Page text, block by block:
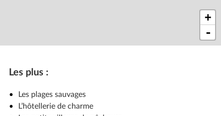
+
-
Les plus :
Les plages sauvages
L’hôtellerie de charme